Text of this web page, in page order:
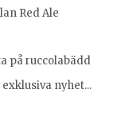
Red Ale
på ruccolabädd
nyhet...